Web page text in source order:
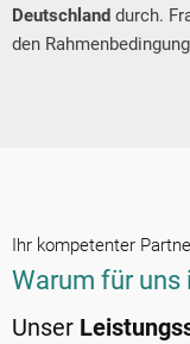
Deutschland durch.
den
Ihr kompetenter
Warum für uns
Unser